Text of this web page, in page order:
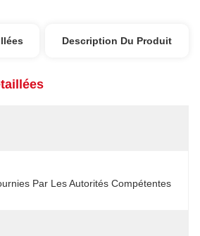
Description Du Produit
Par Les Autorités Compétentes